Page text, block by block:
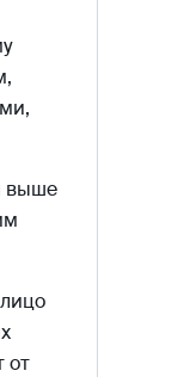
выше
от